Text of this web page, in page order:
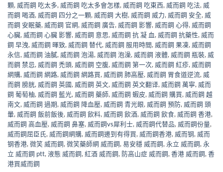
顆, 威而鋼 吃太多, 威而鋼 吃太多會怎樣, 威而鋼 吃東西, 威而鋼 吃法, 威
而鋼 喝酒, 威而鋼 四分之一顆, 威而鋼 大樹, 威而鋼 威力, 威而鋼 安全, 威
而鋼 安眠藥, 威而鋼 官網, 威而鋼 廣告, 威而鋼 影響, 威而鋼 心得, 威而鋼
心臟, 威而鋼 心臟 影響, 威而鋼 意思, 威而鋼 抗 凝 血, 威而鋼 抗藥性, 威而
鋼 早洩, 威而鋼 暉致, 威而鋼 替代, 威而鋼 服用時間, 威而鋼 果凍, 威而鋼
永信, 威而鋼 油膩, 威而鋼 泡湯, 威而鋼 泡澡, 威而鋼 液體, 威而鋼 瓶裝, 威
而鋼 禁忌, 威而鋼 禿頭, 威而鋼 空腹, 威而鋼 第一次, 威而鋼 紅疹, 威而鋼
網購, 威而鋼 網路, 威而鋼 網路買, 威而鋼 肺高壓, 威而鋼 胃食道逆流, 威
而鋼 膀胱, 威而鋼 英國, 威而鋼 英文, 威而鋼 英文翻译, 威而鋼 萬寧, 威而
鋼 葡萄柚, 威而鋼 藍光, 威而鋼 藥師, 威而鋼 蝦皮, 威而鋼 購買, 威而鋼 越
南文, 威而鋼 過期, 威而鋼 降血壓, 威而鋼 青光眼, 威而鋼 預防, 威而鋼 頭
暈, 威而鋼 飯前飯後, 威而鋼 飲料, 威而鋼 飲酒, 威而鋼 飲食, 威而鋼 香港,
威而鋼 高血壓, 威而鋼 鼻塞, 威而鋼vs犀利士, 威而鋼代替品, 威而鋼份量,
威而鋼屈臣氏, 威而鋼網購, 威而鋼邊到有得買, 威而鋼香港, 威而钢, 威而
钢香港, 微笑 威而鋼, 微笑藥師網 威而鋼, 易安穩 威而鋼, 永立 威而鋼, 永
立 威而鋼 ptt, 液態 威而鋼, 紅酒 威而鋼, 防高山症 威而鋼, 香港 威而鋼, 香
港買威而鋼